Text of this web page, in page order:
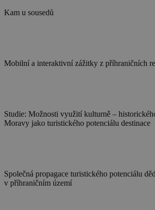
Kam u sousedů
Mobilní a interaktivní zážitky z příhraničních
Studie: Možnosti využití kulturně –
Moravy jako turistického potenciálu destinace
Společná propagace turistického potenciálu
v příhraničním území